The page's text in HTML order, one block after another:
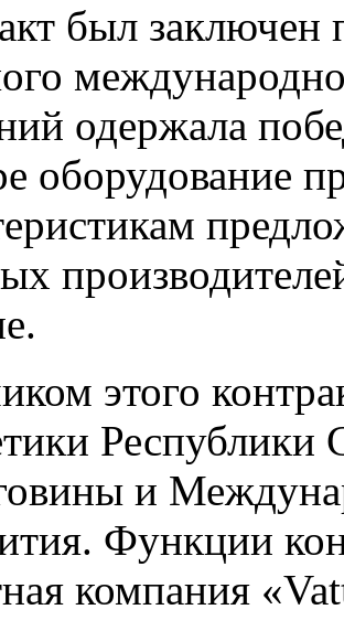
был заключен
одержала
оборудование
этого
и
Функции
компания